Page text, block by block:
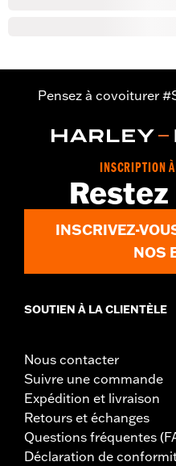
Pensez à covoiturer
INSCRIPTION
INSCRIVEZ-
NOS
SOUTIEN À LA CLIENTÈLE
Nous contacter
Suivre une commande
Expédition et livraison
Retours et échanges
Questions fréquentes
Déclaration de